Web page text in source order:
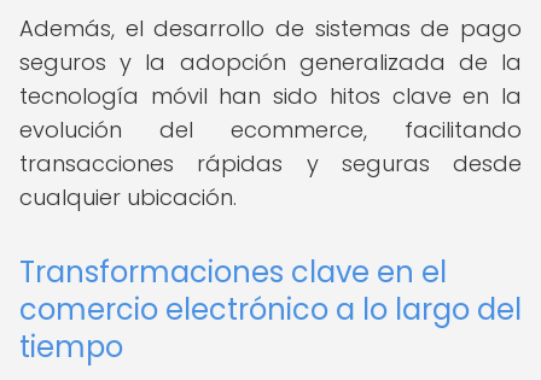
Además, el desarrollo de sistemas de pago
seguros y la adopción generalizada de la
tecnología móvil han sido hitos clave en la
evolución del ecommerce, facilitando
transacciones rápidas y seguras desde
cualquier ubicación.
Transformaciones clave en el
comercio electrónico a lo largo del
tiempo